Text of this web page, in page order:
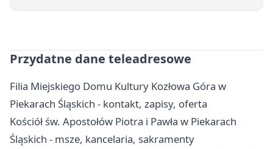
Przydatne dane teleadresowe
Filia Miejskiego Domu Kultury Kozłowa Góra w
Piekarach Śląskich - kontakt, zapisy, oferta
Kościół św. Apostołów Piotra i Pawła w Piekarach
Śląskich - msze, kancelaria, sakramenty